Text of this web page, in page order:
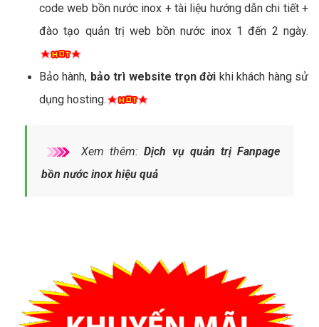
code web bồn nước inox + tài liệu hướng dẫn chi tiết +
đào tạo quản trị web bồn nước inox 1 đến 2 ngày.
Bảo hành, bảo trì website trọn đời khi khách hàng sử
dụng hosting.
Xem thêm:Dịch vụ quản trị Fanpage
bồn nước inox hiệu quả